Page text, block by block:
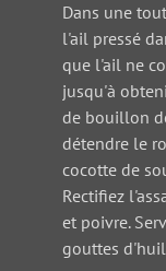
Dans une
l'ail pressé
que l'ail ne
jusqu'à
de bouillon
détendre le
cocotte de
Rectifiez
et poivre.
gouttes